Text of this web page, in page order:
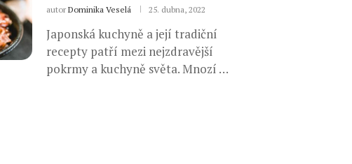
autor Dominika Veselá 25. dubna, 2022
Japonská kuchyně a její tradiční
recepty patří mezi nejzdravější
pokrmy a kuchyně světa. Mnozí …